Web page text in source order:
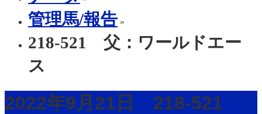
管理馬/報告 »
218-521 父：ワールドエー
ス
2022年9月21日 218-521